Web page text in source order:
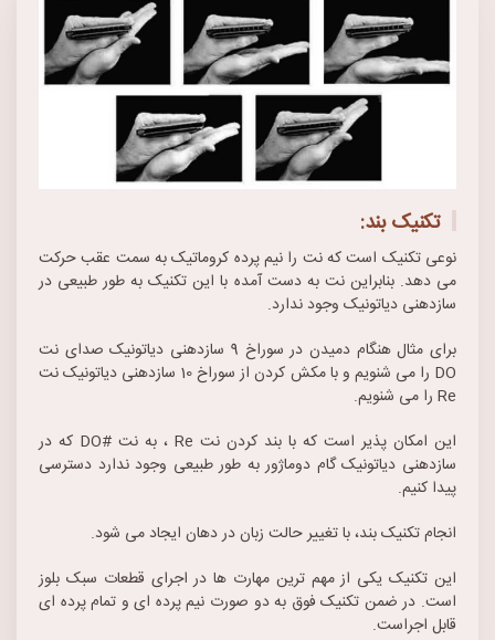
تکنیک ‌بند:
نوعی تکنیک است که نت را نیم ‌پرده کروماتیک به سمت عقب حرکت
می ‌دهد. بنابراین نت به دست آمده با این تکنیک به طور طبیعی در
سازدهنی دیاتونیک وجود ندارد.
برای مثال هنگام دمیدن در سوراخ 9 سازدهنی دیاتونیک صدای نت
DO را می ‌شنویم و با مکش کردن از سوراخ 10 سازدهنی دیاتونیک نت
Re را می ‌شنویم.
این امکان ‌پذیر است که با بند کردن نت Re ، به نت #DO که در
سازدهنی دیاتونیک گام دوماژور به طور طبیعی وجود ندارد دسترسی
پیدا کنیم.
انجام تکنیک بند، با تغییر حالت زبان در دهان ایجاد می ‌شود.
این تکنیک یکی از مهم ‌ترین مهارت ‌ها در اجرای قطعات سبک بلوز
است. در ضمن تکنیک فوق به دو صورت نیم ‌پرده ‌ای و تمام ‌پرده ‌ای
قابل اجراست.